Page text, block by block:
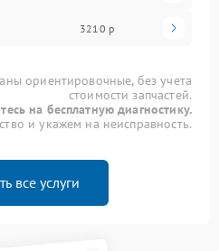
3210 р
ориентировочные, без учета
стоимости запчастей.
на бесплатную диагностику.
и укажем на неисправность.
все услуги